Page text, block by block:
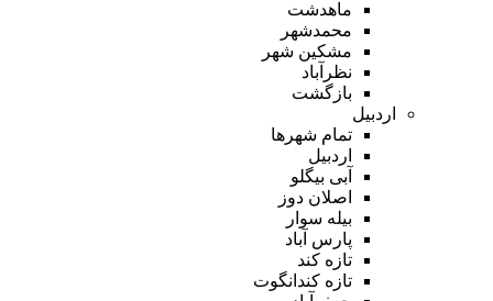
ماهدشت
محمدشهر
مشکین شهر
نظرآباد
بازگشت
اردبیل
تمام شهر‌ها
اردبیل
آبی بیگلو
اصلان دوز
بیله سوار
پارس آباد
تازه کند
تازه کندانگوت